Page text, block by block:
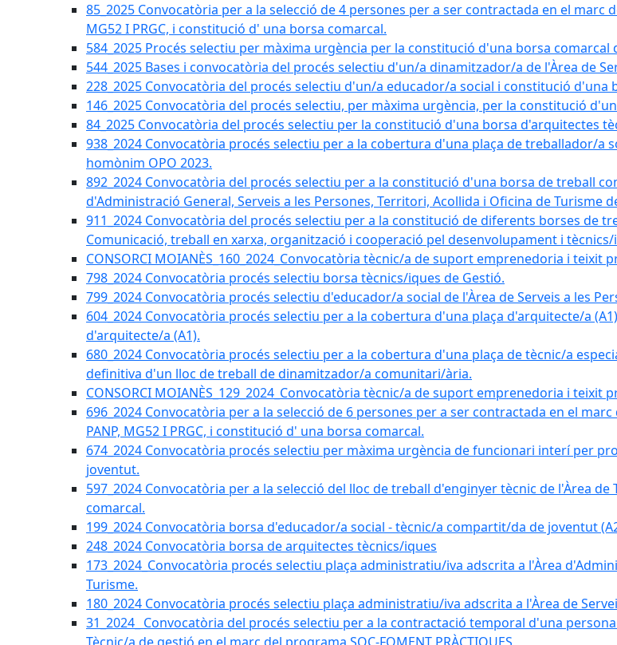
85_2025 Convocatòria per a la selecció de 4 persones per a ser contractada en el marc
MG52 I PRGC, i constitució d' una borsa comarcal.
584_2025 Procés selectiu per màxima urgència per la constitució d'una borsa
544_2025 Bases i convocatòria del procés selectiu d'un/a dinamitzador/a de l'Àrea de
228_2025 Convocatòria del procés selectiu d'un/a educador/a social i constitució d'una
146_2025 Convocatòria del procés selectiu, per màxima urgència, per la constitució
84_2025 Convocatòria del procés selectiu per la constitució d'una borsa d'arquitectes
938_2024 Convocatòria procés selectiu per a la cobertura d'una plaça de treballador/a
homònim OPO 2023.
892_2024 Convocatòria del procés selectiu per a la constitució d'una borsa de treball
d'Administració General, Serveis a les Persones, Territori, Acollida i Oficina de Turisme
911_2024 Convocatòria del procés selectiu per a la constitució de diferents borses de
Comunicació, treball en xarxa, organització i cooperació pel desenvolupament i
CONSORCI MOIANÈS_160_2024_Convocatòria tècnic/a de suport emprenedoria i teixit
798_2024 Convocatòria procés selectiu borsa tècnics/iques de Gestió.
799_2024 Convocatòria procés selectiu d'educador/a social de l'Àrea de Serveis a les
604_2024 Convocatòria procés selectiu per a la cobertura d'una plaça d'arquitecte/a
d'arquitecte/a (A1).
680_2024 Convocatòria procés selectiu per a la cobertura d'una plaça de tècnic/a
definitiva d'un lloc de treball de dinamitzador/a comunitari/ària.
CONSORCI MOIANÈS_129_2024_Convocatòria tècnic/a de suport emprenedoria i teixit
696_2024 Convocatòria per a la selecció de 6 persones per a ser contractada en el
PANP, MG52 I PRGC, i constitució d' una borsa comarcal.
674_2024 Convocatòria procés selectiu per màxima urgència de funcionari interí per
joventut.
597_2024 Convocatòria per a la selecció del lloc de treball d'enginyer tècnic de l'Àrea
comarcal.
199_2024 Convocatòria borsa d'educador/a social - tècnic/a compartit/da de joventut
248_2024 Convocatòria borsa de arquitectes tècnics/iques
173_2024_Convocatòria procés selectiu plaça administratiu/iva adscrita a l'Àrea
Turisme.
180_2024 Convocatòria procés selectiu plaça administratiu/iva adscrita a l'Àrea de
31_2024_ Convocatòria del procés selectiu per a la contractació temporal d'una